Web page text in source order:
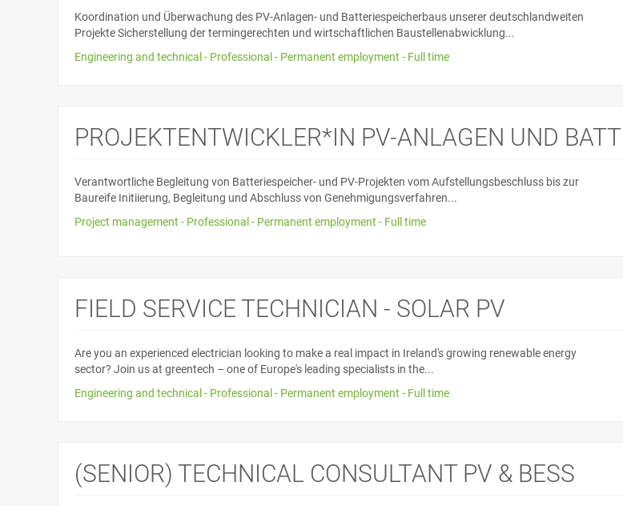
Koordination und Überwachung des PV-Anlagen- und Batteriespeicherbaus unserer deutschlandweiten
Projekte Sicherstellung der termingerechten und wirtschaftlichen Baustellenabwicklung...
Engineering and technical - Professional - Permanent employment - Full time
PROJEKTENTWICKLER*IN PV-ANLAGEN UND
Verantwortliche Begleitung von Batteriespeicher- und PV-Projekten vom Aufstellungsbeschluss bis zur
Baureife Initiierung, Begleitung und Abschluss von Genehmigungsverfahren...
Project management - Professional - Permanent employment - Full time
FIELD SERVICE TECHNICIAN - SOLAR PV
Are you an experienced electrician looking to make a real impact in Ireland's growing renewable energy
sector? Join us at greentech – one of Europe's leading specialists in the...
Engineering and technical - Professional - Permanent employment - Full time
(SENIOR) TECHNICAL CONSULTANT PV & BESS